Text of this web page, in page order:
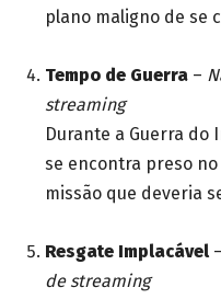
plano maligno de se
Tempo de Guerra –
streaming
Durante a Guerra do
se encontra preso
missão que deveria
Resgate Implacável–
de streaming